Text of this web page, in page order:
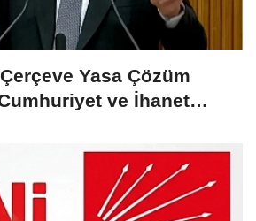
Yasa Çözüm
ve İhanet